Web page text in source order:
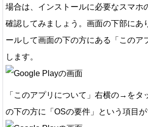
場合は、インストールに必要なスマホ
確認してみましょう。画面の下部にあ
ールして画面の下の方にある「このア
します。
「このアプリについて」右横の→をタ
の下の方に「OSの要件」という項目が